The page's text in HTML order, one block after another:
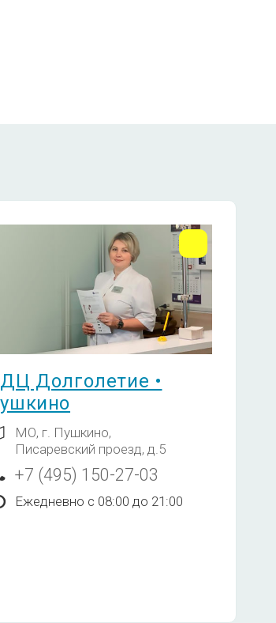
1440
ENA-скрин) 1240
ЭНА-скрин) 2210
(Scl-70, СENP A,
PM-Sc100, PM-Scl
Долголетие •
МО, г. Пушкино,
Писаревский проезд, д.5
+7 (495) 150-27-03
Ежедневно с 08:00 до 21:00